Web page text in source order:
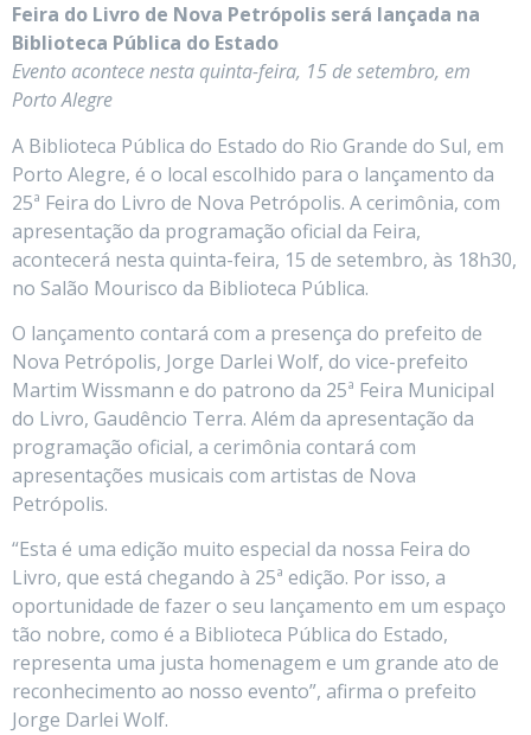
Feira do Livro de Nova Petrópolis será lançada na
Biblioteca Pública do Estado
Evento acontece nesta quinta-feira, 15 de setembro, em
Porto Alegre
A Biblioteca Pública do Estado do Rio Grande do Sul, em
Porto Alegre, é o local escolhido para o lançamento da
25ª Feira do Livro de Nova Petrópolis. A cerimônia, com
apresentação da programação oficial da Feira,
acontecerá nesta quinta-feira, 15 de setembro, às 18h30,
no Salão Mourisco da Biblioteca Pública.
O lançamento contará com a presença do prefeito de
Nova Petrópolis, Jorge Darlei Wolf, do vice-prefeito
Martim Wissmann e do patrono da 25ª Feira Municipal
do Livro, Gaudêncio Terra. Além da apresentação da
programação oficial, a cerimônia contará com
apresentações musicais com artistas de Nova
Petrópolis.
“Esta é uma edição muito especial da nossa Feira do
Livro, que está chegando à 25ª edição. Por isso, a
oportunidade de fazer o seu lançamento em um espaço
tão nobre, como é a Biblioteca Pública do Estado,
representa uma justa homenagem e um grande ato de
reconhecimento ao nosso evento”, afirma o prefeito
Jorge Darlei Wolf.